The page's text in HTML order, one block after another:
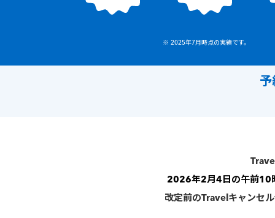
※ 2025年7月時点の実績です。
予
2026年2月4日の午前10
改定前のTravelキャンセ